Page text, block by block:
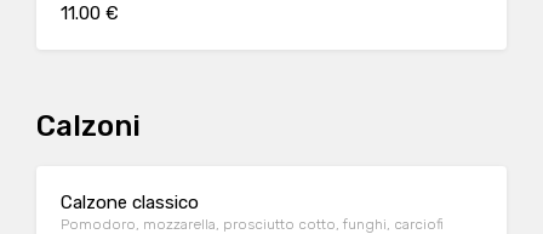
11.00 €
Calzoni
Calzone classico
Pomodoro, mozzarella, prosciutto cotto, funghi, carciofi